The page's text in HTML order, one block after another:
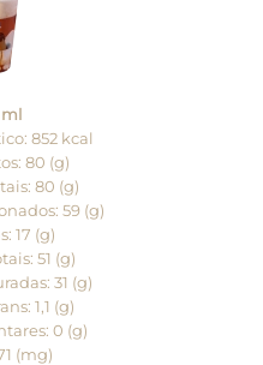
852 kcal
80 (g)
80 (g)
59 (g)
17 (g)
51 (g)
31 (g)
1,1 (g)
0 (g)
(mg)